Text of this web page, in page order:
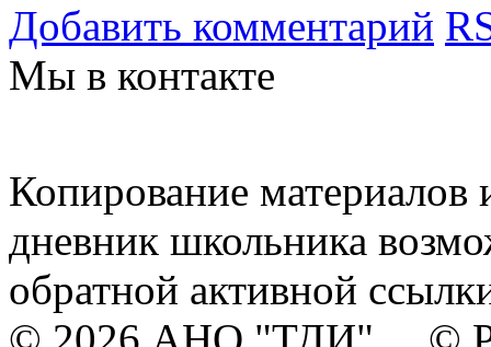
Добавить комментарий
Мы в контакте
Копирование материалов
дневник школьника
обратной активной